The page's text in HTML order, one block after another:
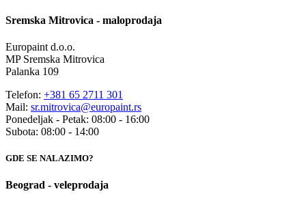
Sremska Mitrovica - maloprodaja
Europaint d.o.o.
MP Sremska Mitrovica
Palanka 109
Telefon: +381 65 2711 301
Mail: sr.mitrovica@europaint.rs
Ponedeljak - Petak: 08:00 - 16:00
Subota: 08:00 - 14:00
GDE SE NALAZIMO?
Beograd - veleprodaja